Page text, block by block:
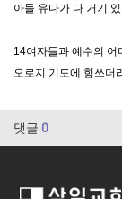
아들 유다가 다 거기
14여자들과 예수의 어
오로지 기도에 힘쓰더
댓글 0